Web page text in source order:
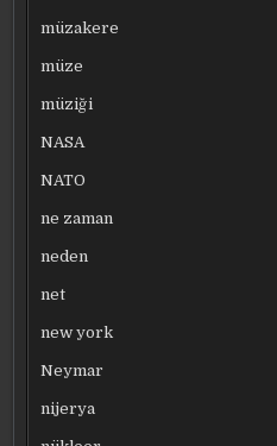
müzakere
müze
müziği
NASA
NATO
ne zaman
neden
net
new york
Neymar
nijerya